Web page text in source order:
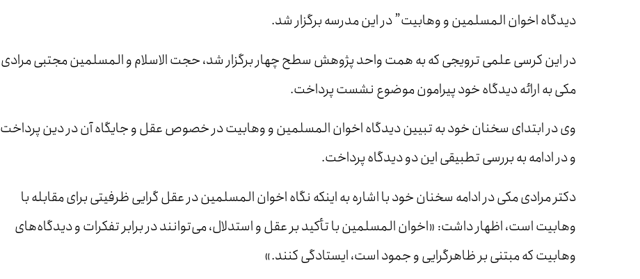
دیدگاه اخوان المسلمین و وهابیت” در این مدرسه برگزار شد.
در این کرسی علمی ترویجی که به همت واحد پژوهش سطح چهار برگزار شد، حجت الاسلام و المسلمین مجتبی مرادی
مکی به ارائه دیدگاه خود پیرامون موضوع نشست پرداخت.
وی در ابتدای سخنان خود به تبیین دیدگاه اخوان المسلمین و وهابیت در خصوص عقل و جایگاه آن در دین پرداخت
و در ادامه به بررسی تطبیقی این دو دیدگاه پرداخت.
دکتر مرادی مکی در ادامه سخنان خود با اشاره به اینکه نگاه اخوان المسلمین در عقل گرایی ظرفیتی برای مقابله با
وهابیت است، اظهار داشت: «اخوان المسلمین با تأکید بر عقل و استدلال، می‌توانند در برابر تفکرات و دیدگاه‌های
وهابیت که مبتنی بر ظاهرگرایی و جمود است، ایستادگی کنند.»